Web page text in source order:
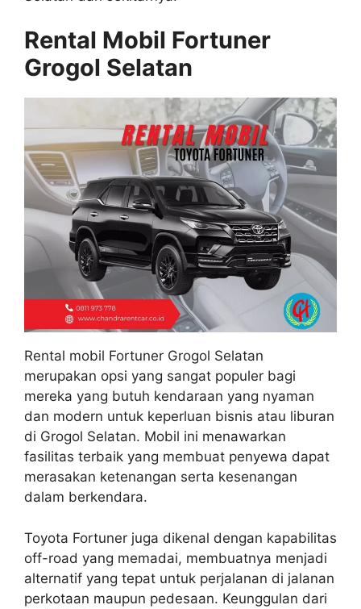
Rental Mobil Fortuner
Grogol Selatan
Rental mobil Fortuner Grogol Selatan
merupakan opsi yang sangat populer bagi
mereka yang butuh kendaraan yang nyaman
dan modern untuk keperluan bisnis atau liburan
di Grogol Selatan. Mobil ini menawarkan
fasilitas terbaik yang membuat penyewa dapat
merasakan ketenangan serta kesenangan
dalam berkendara.
Toyota Fortuner juga dikenal dengan kapabilitas
off-road yang memadai, membuatnya menjadi
alternatif yang tepat untuk perjalanan di jalanan
perkotaan maupun pedesaan. Keunggulan dari